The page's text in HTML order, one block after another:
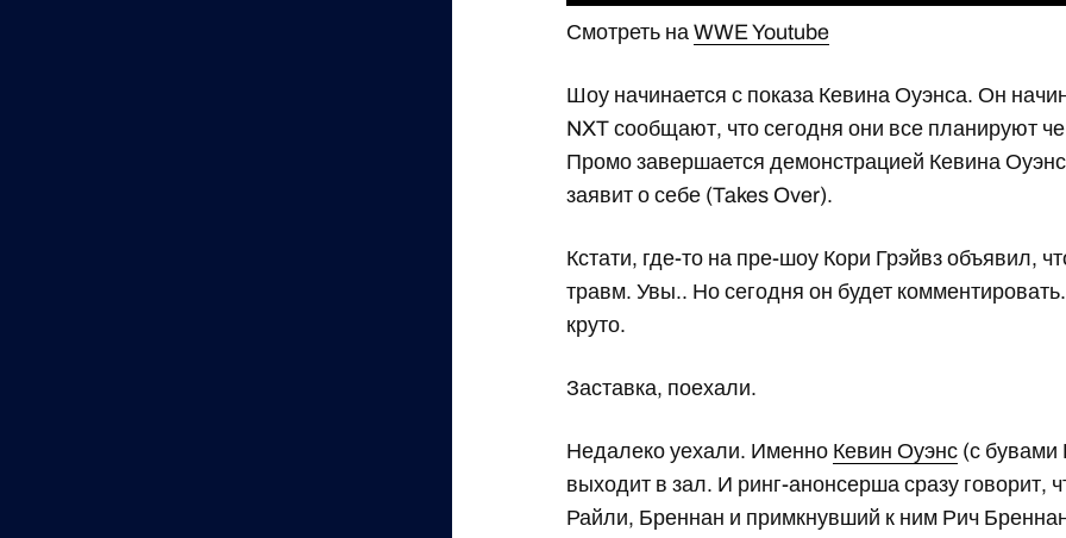
Смотреть наWWE Youtube
Шоу начинается с показа Кевина Оуэнса. Он
NXT сообщают, что сегодня они все планируют
Промо завершается демонстрацией Кевина
заявит о себе (Takes Over).
Кстати, где-то на пре-шоу Кори Грэйвз объявил,
травм. Увы.. Но сегодня он будет
круто.
Заставка, поехали.
Недалеко уехали. Именно Кевин Оуэнс (с бувами
выходит в зал. И ринг-анонсерша сразу говорит,
Райли, Бреннан и примкнувший к ним Рич